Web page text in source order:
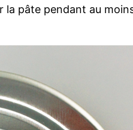
pâte pendant au